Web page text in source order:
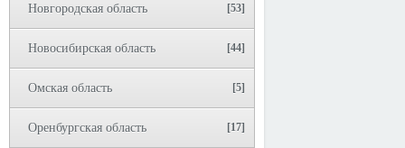
Новгородская область [53]
Новосибирская область [44]
Омская область [5]
Оренбургская область [17]